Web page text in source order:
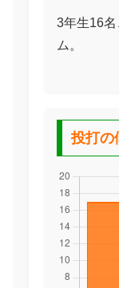
3年生16
ム。
投打の